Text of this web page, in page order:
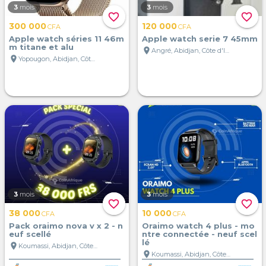
favorite_border
3 mois
300 000CFA
Apple watch séries 11 46m
m titane et alu
location_on
Yopougon, Abidjan, Côte d'Ivoire
favorite_border
3 mois
120 000CFA
Apple watch serie 7 45mm
location_on
Angré, Abidjan, Côte d'Ivoire
favorite_border
3 mois
38 000CFA
Pack oraimo nova v x 2 - n
euf scellé
location_on
Koumassi, Abidjan, Côte d'Ivoire
favorite_border
3 mois
10 000CFA
Oraimo watch 4 plus - mo
ntre connectée - neuf scel
lé
location_on
Koumassi, Abidjan, Côte d'Ivoire